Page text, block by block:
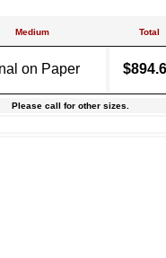
Medium Total
on Paper
Please call for other sizes.